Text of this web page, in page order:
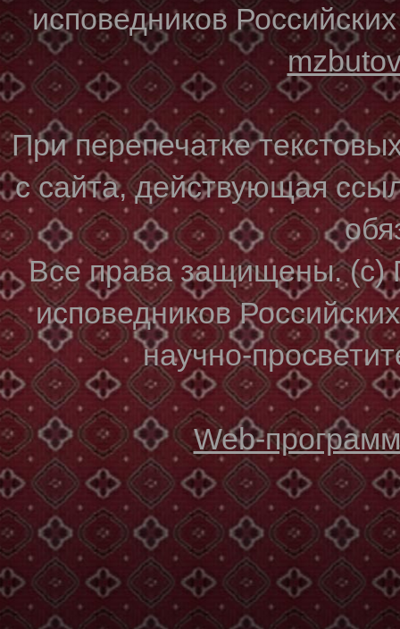
исповедников
При перепечатке
с сайта, действующая
Все права защищены. (с)
исповедников
научно-
Web-